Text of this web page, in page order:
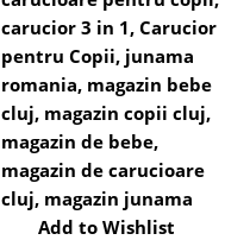
carucior 3 in 1, Carucior
pentru Copii, junama
romania, magazin bebe
cluj, magazin copii cluj,
magazin de bebe,
magazin de carucioare
cluj, magazin junama
Add to Wishlist